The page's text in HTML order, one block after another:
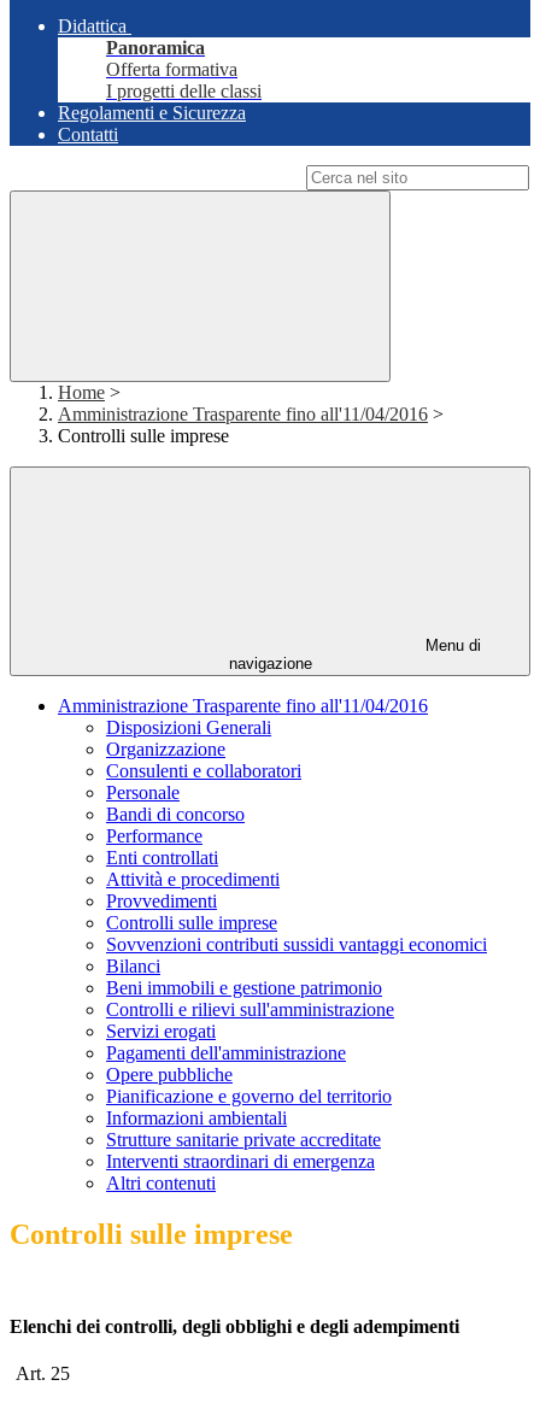
Didattica
Panoramica
Offerta formativa
I progetti delle classi
Regolamenti e Sicurezza
Contatti
Home >
Amministrazione Trasparente fino all'11/04/2016 >
Controlli sulle imprese
Menu di
navigazione
Amministrazione Trasparente fino all'11/04/2016
Disposizioni Generali
Organizzazione
Consulenti e collaboratori
Personale
Bandi di concorso
Performance
Enti controllati
Attività e procedimenti
Provvedimenti
Controlli sulle imprese
Sovvenzioni contributi sussidi vantaggi economici
Bilanci
Beni immobili e gestione patrimonio
Controlli e rilievi sull'amministrazione
Servizi erogati
Pagamenti dell'amministrazione
Opere pubbliche
Pianificazione e governo del territorio
Informazioni ambientali
Strutture sanitarie private accreditate
Interventi straordinari di emergenza
Altri contenuti
Controlli sulle imprese
Elenchi dei controlli, degli obblighi e degli adempimenti
Art. 25